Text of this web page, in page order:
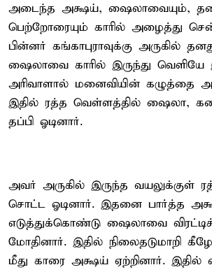
அடைந்த அக்ஷய், ஷைலாவையும்,
பெற்றோரையும் காரில் அழைத்து
பின்னர் கங்காபுராவுக்கு அருகில்
ஷைலாவை காரில் இருந்து
அரிவாளால் மனைவியின் கழுத்தை
இதில் ரத்த வெள்ளத்தில் ஷைலா,
தப்பி ஓடினார்.
அவர் அருகில் இருந்த வயலுக்குள்
சொட்ட ஓடினார். இதனை பார்த்த
எடுத்துக்கொண்டு ஷைலாவை
மோதினார். இதில் நிலைதடுமாறி
மீது காரை அக்ஷய் ஏற்றினார்.